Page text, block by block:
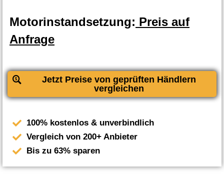
Motorinstandsetzung: Preis auf
Anfrage
Jetzt Preise von geprüften Händlern
vergleichen
100% kostenlos & unverbindlich
Vergleich von 200+ Anbieter
Bis zu 63% sparen